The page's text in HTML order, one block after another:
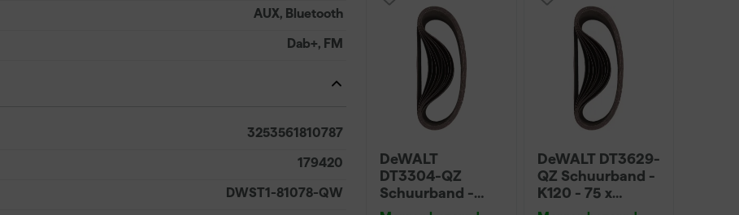
AUX, Bluetooth
Dab+, FM
3253561810787
179420
DWST1-81078-QW
DeWALT
DT3304-QZ
Schuurband -
K100 - 75 x
DeWALT DT3629-
QZ Schuurband -
K120 - 75 x
533mm (10st)